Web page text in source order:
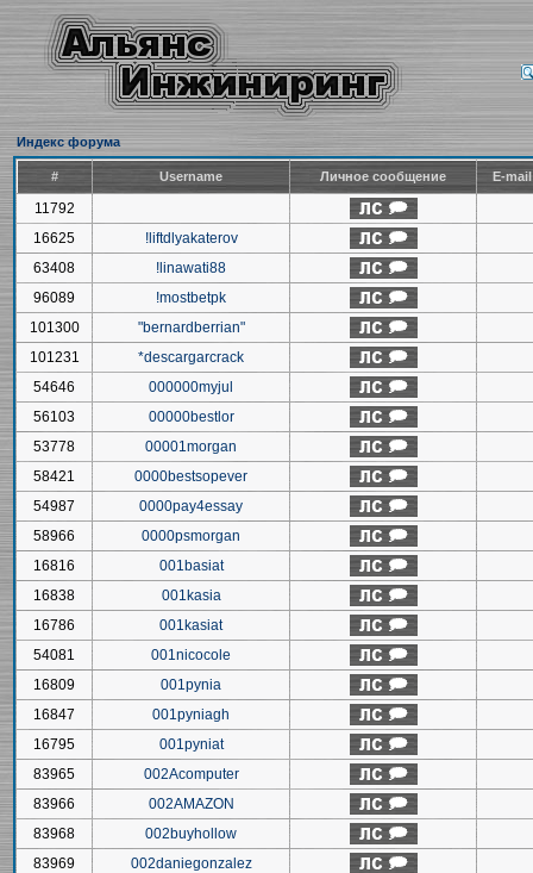
Индекс форума
# Username Личное сообщение E-
11792
16625
!liftdlyakaterov
63408
!linawati88
96089
!mostbetpk
101300
"bernardberrian"
101231
*descargarcrack
54646
000000myjul
56103
00000bestlor
53778
00001morgan
58421
0000bestsopever
54987
0000pay4essay
58966
0000psmorgan
16816
001basiat
16838
001kasia
16786
001kasiat
54081
001nicocole
16809
001pynia
16847
001pyniagh
16795
001pyniat
83965
002Acomputer
83966
002AMAZON
83968
002buyhollow
83969
002daniegonzalez